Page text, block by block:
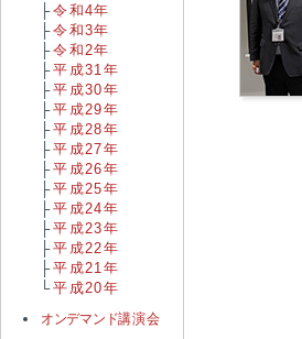
令和4年
令和3年
令和2年
平成31年
平成30年
平成29年
平成28年
平成27年
平成26年
平成25年
平成24年
平成23年
平成22年
平成21年
平成20年
オンデマンド講演会